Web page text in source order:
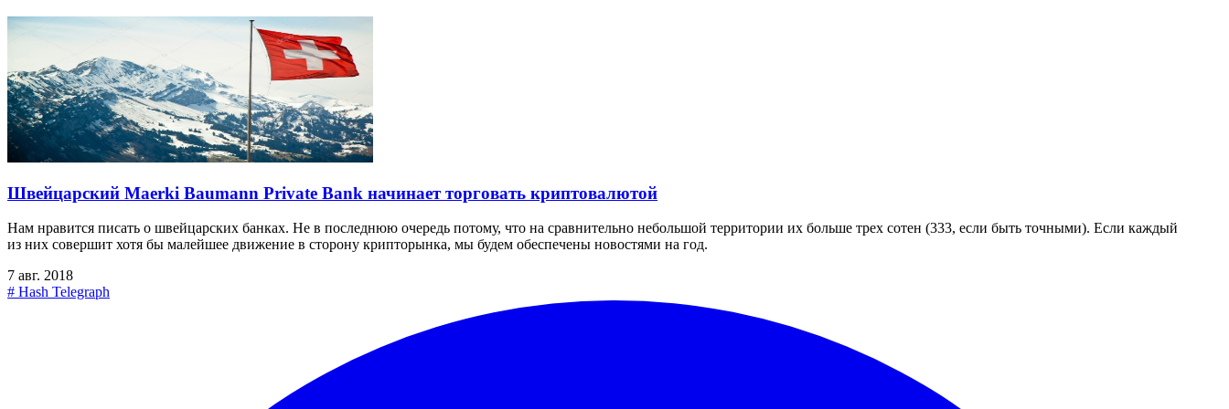
Швейцарский Maerki Baumann Private Bank начинает торговать криптовалютой
Нам нравится писать о швейцарских банках. Не в последнюю очередь потому, что на сравнительно небольшой территории их больше трех сотен (333, если быть точными). Если каждый
из них совершит хотя бы малейшее движение в сторону крипторынка, мы будем обеспечены новостями на год.
7 авг. 2018
# Hash Telegraph